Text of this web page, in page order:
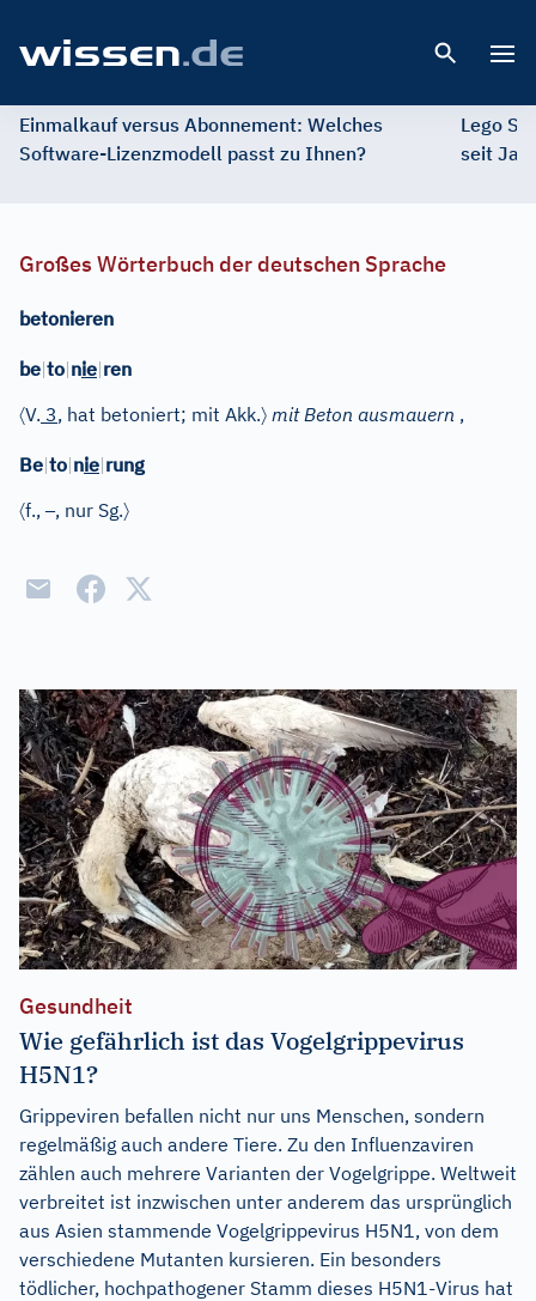
Einmalkauf versus Abonnement: Welches
Software-Lizenzmodell passt zu Ihnen?
Lego
seit
Großes Wörterbuch der deutschen Sprache
betonieren
be|to|nie|ren
〈V. 3, hat betoniert; mit Akk.〉 mit Beton ausmauern ,
Be|to|nie|rung
〈f.,–, nur Sg.〉
Gesundheit
Wie gefährlich ist das Vogelgrippevirus
H5N1?
Grippeviren befallen nicht nur uns Menschen, sondern
regelmäßig auch andere Tiere. Zu den Influenzaviren
zählen auch mehrere Varianten der Vogelgrippe. Weltweit
verbreitet ist inzwischen unter anderem das ursprünglich
aus Asien stammende Vogelgrippevirus H5N1, von dem
verschiedene Mutanten kursieren. Ein besonders
tödlicher, hochpathogener Stamm dieses H5N1-Virus hat